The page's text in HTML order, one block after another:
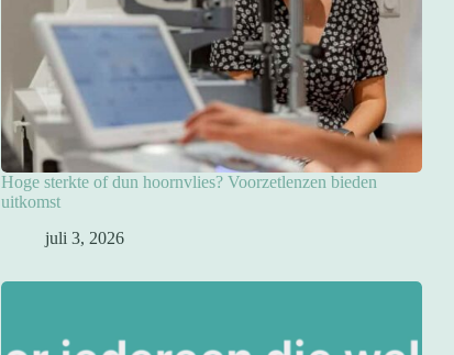
Hoge sterkte of dun hoornvlies? Voorzetlenzen bieden
uitkomst
juli 3, 2026